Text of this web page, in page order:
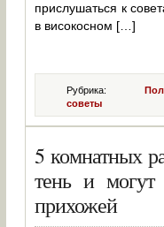
прислушаться к
в високосном […]
Рубрика:
советы
5 комнатных
тень и
прихожей